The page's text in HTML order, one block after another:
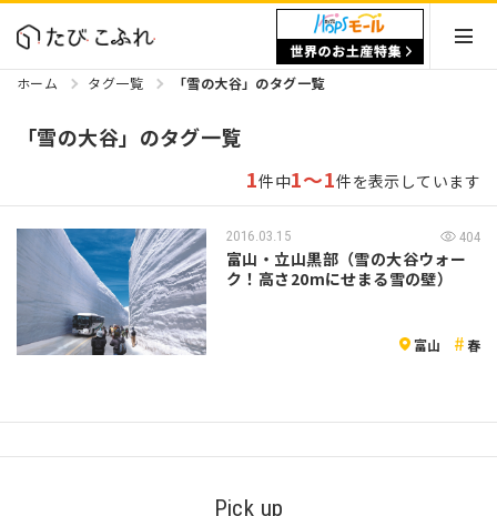
ホーム タグ一覧 「雪の大谷」のタグ一覧
「雪の大谷」のタグ一覧
1件中1～1件を表示しています
2016.03.15 404
富山・立山黒部（雪の大谷ウォー
ク！高さ20mにせまる雪の壁）
富山 春
Pick up